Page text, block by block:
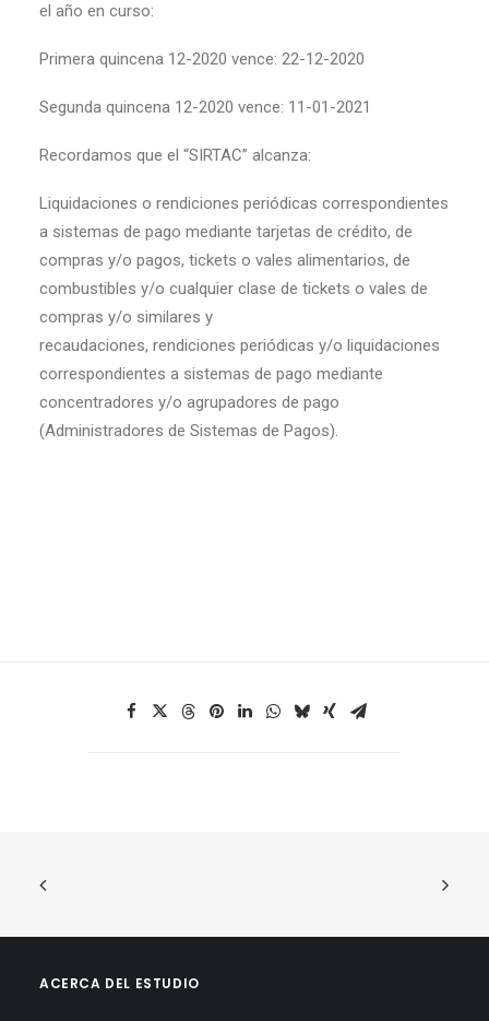
el año en curso:
Primera quincena 12-2020 vence: 22-12-2020
Segunda quincena 12-2020 vence: 11-01-2021
Recordamos que el “SIRTAC” alcanza:
Liquidaciones o rendiciones periódicas correspondientes
a sistemas de pago mediante tarjetas de crédito, de
compras y/o pagos, tickets o vales alimentarios, de
combustibles y/o cualquier clase de tickets o vales de
compras y/o similares y
recaudaciones, rendiciones periódicas y/o liquidaciones
correspondientes a sistemas de pago mediante
concentradores y/o agrupadores de pago
(Administradores de Sistemas de Pagos).
ACERCA DEL ESTUDIO